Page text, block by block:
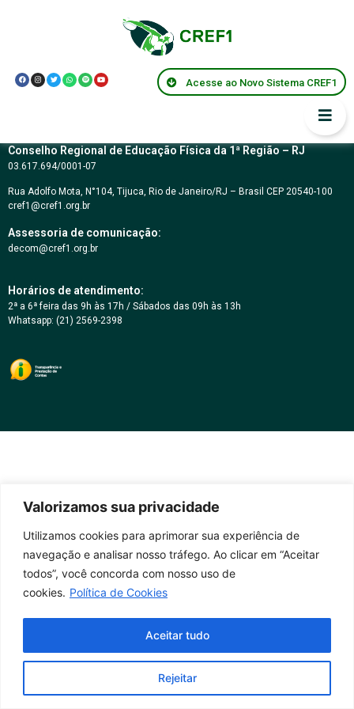
Valorizamos sua privacidade
Utilizamos cookies para aprimorar sua experiência de
navegação e analisar nosso tráfego. Ao clicar em “Aceitar
todos”, você concorda com nosso uso de
cookies. Política de Cookies
Rejeitar
Aceitar tudo
Acesse ao Novo Sistema CREF1
Lei Estadual Nº
4.734
Conselho Regional de Educação Física da 1ª Região – RJ
03.617.694/0001-07
Rua Adolfo Mota, N°104, Tijuca, Rio de Janeiro/RJ – Brasil CEP 20540-100
cref1@cref1.org.br
Assessoria de comunicação:
decom@cref1.org.br
Horários de atendimento:
2ª a 6ª feira das 9h às 17h / Sábados das 09h às 13h
Whatsapp: (21) 2569-2398